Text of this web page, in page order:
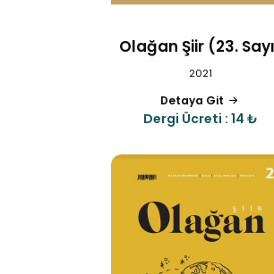
Olağan Şiir (23.
2021
Detaya Git
Dergi Ücreti : 14 ₺